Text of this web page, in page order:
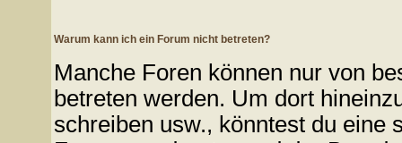
Warum kann ich ein Forum nicht betreten?
Manche Foren können nur von
betreten werden. Um dort
schreiben usw., könntest du eine